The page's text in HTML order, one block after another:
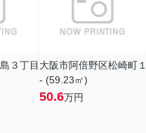
３丁目 大阪市阿倍野区松崎町
- (59.23㎡)
50.6万円